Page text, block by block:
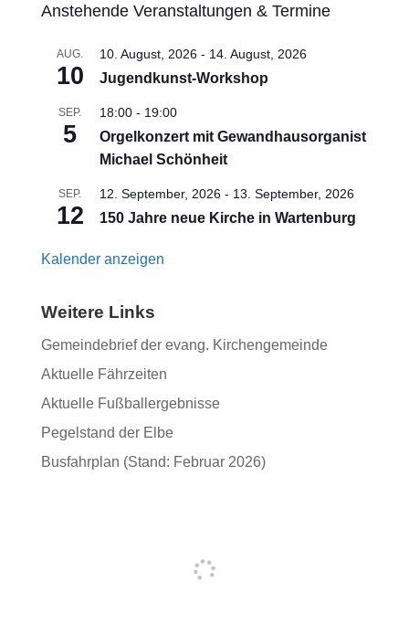
Anstehende Veranstaltungen & Termine
AUG.
10
10. August, 2026- 14. August, 2026
Jugendkunst-Workshop
SEP.
5
18:00- 19:00
Orgelkonzert mit Gewandhausorganist
Michael Schönheit
SEP.
12
12. September, 2026- 13. September, 2026
150 Jahre neue Kirche in Wartenburg
Kalender anzeigen
Weitere Links
Gemeindebrief der evang. Kirchengemeinde
Aktuelle Fährzeiten
Aktuelle Fußballergebnisse
Pegelstand der Elbe
Busfahrplan (Stand: Februar 2026)